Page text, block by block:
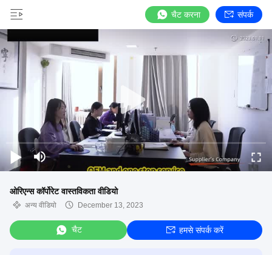
चैट करना संपर्क
ओरिएन्स कॉर्पोरेट वास्तविकता वीडियो
अन्य वीडियो December 13, 2023
चैट हमसे संपर्क करें